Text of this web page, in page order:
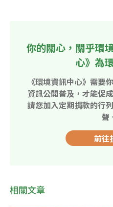
你的關心，關乎環
心》為
《環境資訊中心》需要
資訊公開普及，才能促
請您加入定期捐款的行
聲
前往
相關文章